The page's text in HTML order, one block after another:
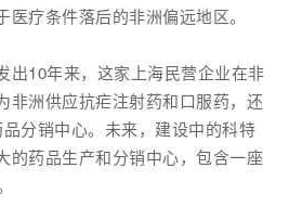
医疗条件落后的非洲偏远地区。
10年来，这家上海民营企业在非
非洲供应抗疟注射药和口服药，还
分销中心。未来，建设中的科特
的药品生产和分销中心，包含一座